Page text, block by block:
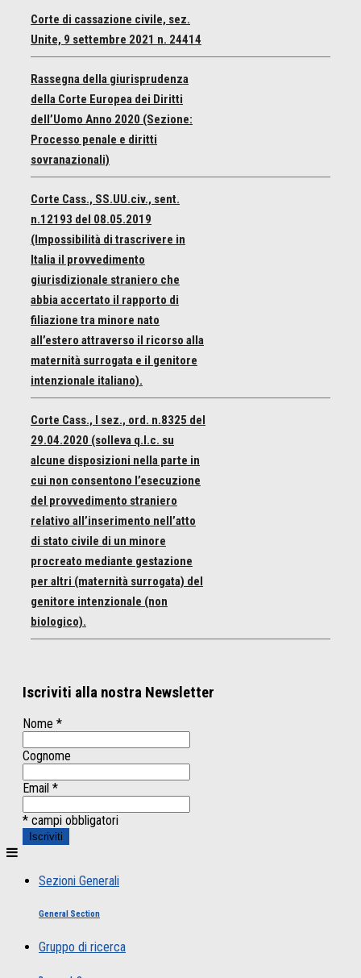
Corte di cassazione civile, sez.
Unite, 9 settembre 2021 n. 24414
Rassegna della giurisprudenza
della Corte Europea dei Diritti
dell’Uomo Anno 2020 (Sezione:
Processo penale e diritti
sovranazionali)
Corte Cass., SS.UU.civ., sent.
n.12193 del 08.05.2019
(Impossibilità di trascrivere in
Italia il provvedimento
giurisdizionale straniero che
abbia accertato il rapporto di
filiazione tra minore nato
all’estero attraverso il ricorso alla
maternità surrogata e il genitore
intenzionale italiano).
Corte Cass., I sez., ord. n.8325 del
29.04.2020 (solleva q.l.c. su
alcune disposizioni nella parte in
cui non consentono l’esecuzione
del provvedimento straniero
relativo all’inserimento nell’atto
di stato civile di un minore
procreato mediante gestazione
per altri (maternità surrogata) del
genitore intenzionale (non
biologico).
Iscriviti alla nostra Newsletter
Nome *
Cognome
Email *
* campi obbligatori
Sezioni Generali
General Section
Gruppo di ricerca